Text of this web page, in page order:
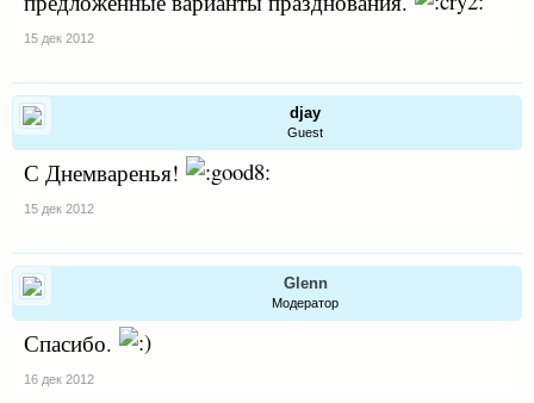
15 дек 2012
djay
Guest
С Днемваренья!
15 дек 2012
Glenn
Модератор
Спасибо.
16 дек 2012